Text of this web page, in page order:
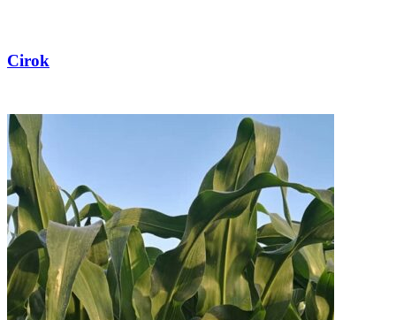
Cirok